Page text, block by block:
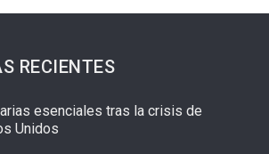
RECIENTES
esenciales tras la crisis de
Unidos